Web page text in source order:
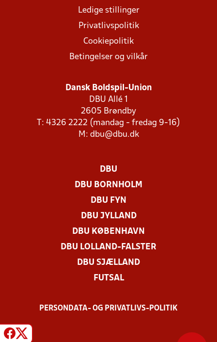
Ledige stillinger
Privatlivspolitik
Cookiepolitik
Betingelser og vilkår
Dansk Boldspil-Union
DBU Allé 1
2605 Brøndby
T: 4326 2222 (mandag - fredag 9-16)
M: dbu@dbu.dk
DBU
DBU BORNHOLM
DBU FYN
DBU JYLLAND
DBU KØBENHAVN
DBU LOLLAND-FALSTER
DBU SJÆLLAND
FUTSAL
PERSONDATA- OG PRIVATLIVS-POLITIK